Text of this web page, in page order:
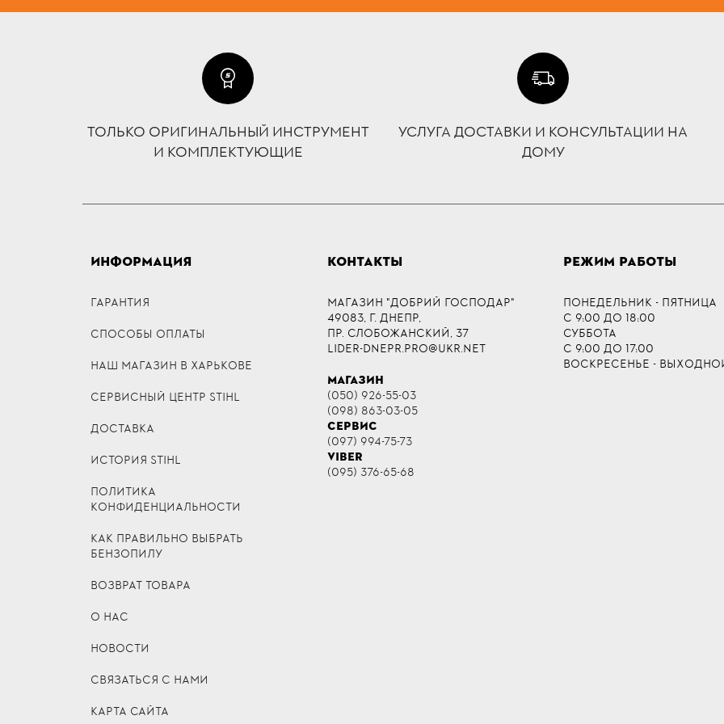
ТОЛЬКО ОРИГИНАЛЬНЫЙ ИНСТРУМЕНТ
И КОМПЛЕКТУЮЩИЕ
УСЛУГА ДОСТАВКИ И КОНСУЛЬТАЦИИ НА
ДОМУ
ИНФОРМАЦИЯ
ГАРАНТИЯ
СПОСОБЫ ОПЛАТЫ
НАШ МАГАЗИН В ХАРЬКОВЕ
СЕРВИСНЫЙ ЦЕНТР STIHL
ДОСТАВКА
ИСТОРИЯ STIHL
ПОЛИТИКА
КОНФИДЕНЦИАЛЬНОСТИ
КАК ПРАВИЛЬНО ВЫБРАТЬ
БЕНЗОПИЛУ
ВОЗВРАТ ТОВАРА
О НАС
НОВОСТИ
СВЯЗАТЬСЯ С НАМИ
КАРТА САЙТА
КОНТАКТЫ
МАГАЗИН "ДОБРИЙ ГОСПОДАР"
49083, Г. ДНЕПР,
ПР. СЛОБОЖАНСКИЙ, 37
LIDER-DNEPR.PRO@UKR.NET
МАГАЗИН
(050) 926-55-03
(098) 863-03-05
СЕРВИС
(097) 994-75-73
VIBER
(095) 376-65-68
РЕЖИМ РАБОТЫ
ПОНЕДЕЛЬНИК - ПЯТНИЦА
С 9:00 ДО 18:00
СУББОТА
С 9:00 ДО 17:00
ВОСКРЕСЕНЬЕ -